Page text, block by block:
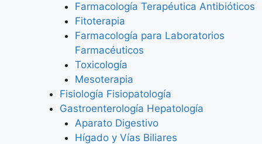
Farmacología Terapéutica Antibióticos
Fitoterapia
Farmacología para Laboratorios
Farmacéuticos
Toxicología
Mesoterapia
Fisiología Fisiopatología
Gastroenterología Hepatología
Aparato Digestivo
Hígado y Vías Biliares